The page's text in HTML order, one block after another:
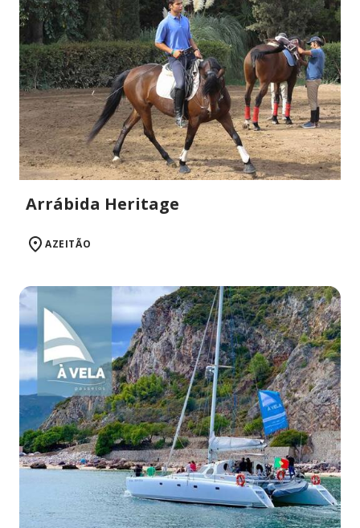
Arrábida Heritage
AZEITÃO